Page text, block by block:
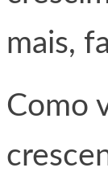
mais,
Como